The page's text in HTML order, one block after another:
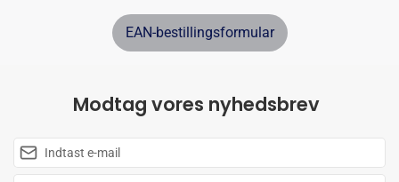
EAN-bestillingsformular
Modtag vores nyhedsbrev